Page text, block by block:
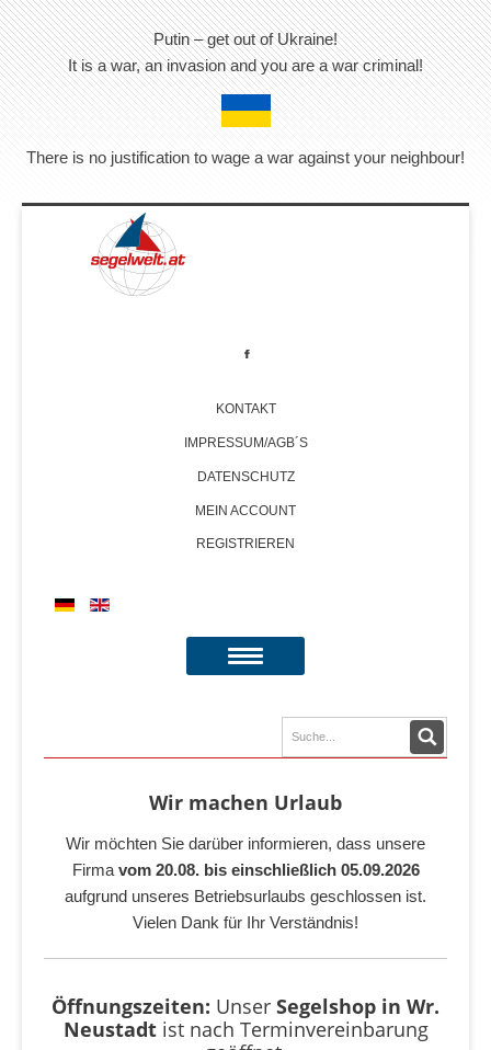
Putin – get out of Ukraine!
It is a war, an invasion and you are a war criminal!
There is no justification to wage a war against your neighbour!
KONTAKT
IMPRESSUM/AGB´S
DATENSCHUTZ
MEIN ACCOUNT
REGISTRIEREN
Wir machen Urlaub
Wir möchten Sie darüber informieren, dass unsere
Firma vom 20.08. bis einschließlich 05.09.2026
aufgrund unseres Betriebsurlaubs geschlossen ist.
Vielen Dank für Ihr Verständnis!
Öffnungszeiten: Unser Segelshop in Wr.
Neustadt ist nach Terminvereinbarung